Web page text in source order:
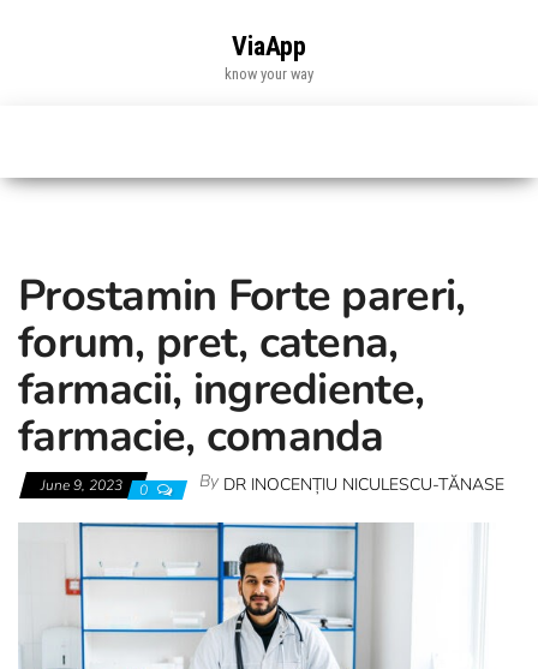
ViaApp
know your way
Prostamin Forte pareri,
forum, pret, catena,
farmacii, ingrediente,
farmacie, comanda
June 9, 2023 0 By DR INOCENȚIU NICULESCU-TĂNASE